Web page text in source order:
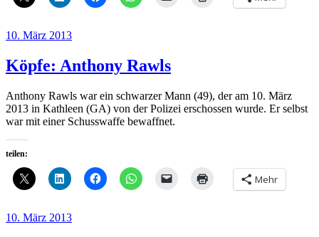
Veröffentlicht
10. März 2013
Köpfe: Anthony Rawls
Anthony Rawls war ein schwarzer Mann (49), der am 10. März
2013 in Kathleen (GA) von der Polizei erschossen wurde. Er selbst
war mit einer Schusswaffe bewaffnet.
teilen:
Mehr
Veröffentlicht
10. März 2013